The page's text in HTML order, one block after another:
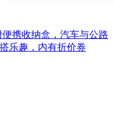
携收纳盒，汽车与公路
乐趣，内有折价券